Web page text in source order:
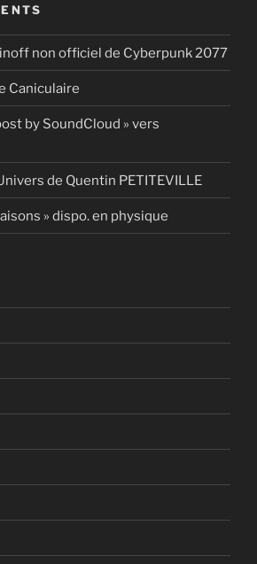
non officiel de Cyberpunk 2077
Caniculaire
by SoundCloud » vers
de Quentin PETITEVILLE
» dispo. en physique